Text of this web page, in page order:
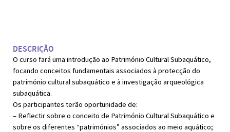
DESCRIÇÃO
O curso fará uma introdução ao Património Cultural Subaquático,
focando conceitos fundamentais associados à protecção do
património cultural subaquático e à investigação arqueológica
subaquática.
Os participantes terão oportunidade de:
– Reflectir sobre o conceito de Património Cultural Subaquático e
sobre os diferentes “patrimónios” associados ao meio aquático;